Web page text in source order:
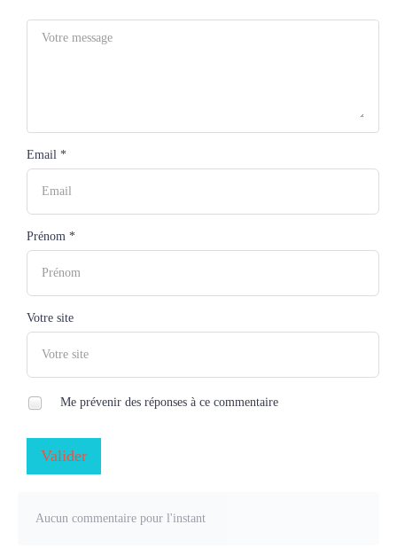
Email *
Prénom *
Votre site
Me prévenir des réponses à ce commentaire
Valider
Aucun commentaire pour l'instant